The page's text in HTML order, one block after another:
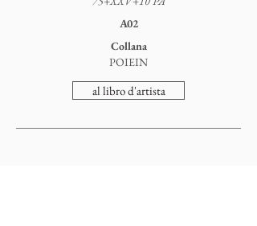
A02
Collana
POIEIN
al libro d'artista